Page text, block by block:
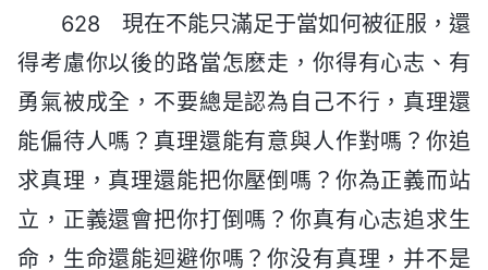
628 現在不能只滿足于當如何被征服，還
得考慮你以後的路當怎麽走，你得有心志、有
勇氣被成全，不要總是認為自己不行，真理還
能偏待人嗎？真理還能有意與人作對嗎？你追
求真理，真理還能把你壓倒嗎？你為正義而站
立，正義還會把你打倒嗎？你真有心志追求生
命，生命還能迴避你嗎？你没有真理，并不是